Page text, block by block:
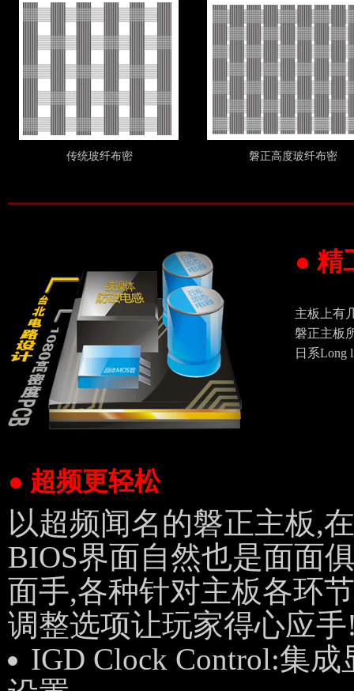
传统玻纤布密 磐正高度玻纤布密
● 精
主板上有
磐正主板
日系Long
● 超频更轻松
以超频闻名的磐正主板,
BIOS界面自然也是面面
面手,各种针对主板各环
调整选项让玩家得心应
IGD Clock Control:集成